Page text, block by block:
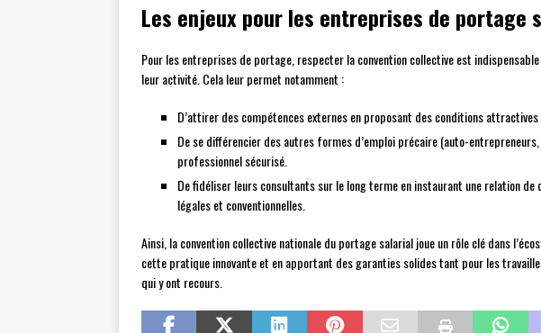
Les enjeux pour les entreprises de portage
Pour les entreprises de portage, respecter la convention collective est
leur activité. Cela leur permet notamment :
D’attirer des compétences externes en proposant des conditions
De se différencier des autres formes d’emploi précaire (auto-
professionnel sécurisé.
De fidéliser leurs consultants sur le long terme en instaurant une relation
légales et conventionnelles.
Ainsi, la convention collective nationale du portage salarial joue un rôle clé dans
cette pratique innovante et en apportant des garanties solides tant pour les
qui y ont recours.